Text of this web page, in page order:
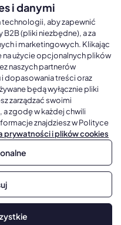
Ścienne
trójdzielne
Kalendarze jednodzielne
Kalendarze czterodzielne
Kalendarze Wieloplanszowe
Kalendarze Wielopanszowe, Plakatowe
Rights Reserved, Platforma
i danymi
aby zapewnić
B2B (pliki niezbędne), a za
i marketingowych. Klikając
na użycie opcjonalnych plików
naszych partnerów
dopasowania treści oraz
będą wyłącznie pliki
zarządzać swoimi
zgodę w każdej chwili
znajdziesz w Polityce
prywatności i plików cookies